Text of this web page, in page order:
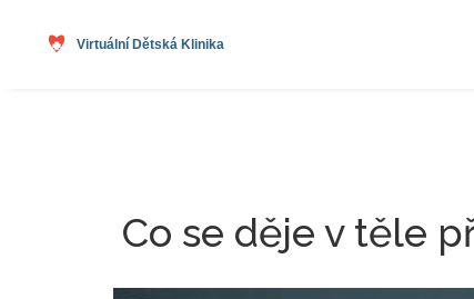
Co se děje v těle